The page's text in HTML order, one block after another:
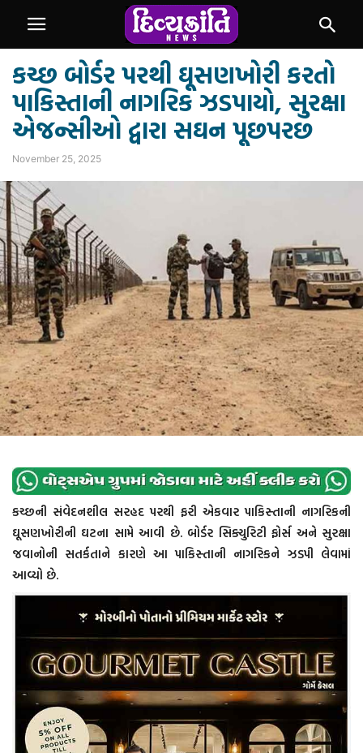
કચ્છ બોર્ડર પરથી ઘૂસણખોરી કરતો
પાકિસ્તાની નાગરિક ઝડપાયો, સુરક્ષા
એજન્સીઓ દ્વારા સઘન પૂછપરછ
November 25, 2025
કચ્છની સંવેદનશીલ સરહદ પરથી ફરી એકવાર પાકિસ્તાની નાગરિકની
ઘૂસણખોરીની ઘટના સામે આવી છે. બોર્ડર સિક્યુરિટી ફોર્સ અને સુરક્ષા
જવાનોની સતર્કતાને કારણે આ પાકિસ્તાની નાગરિકને ઝડપી લેવામાં
આવ્યો છે.